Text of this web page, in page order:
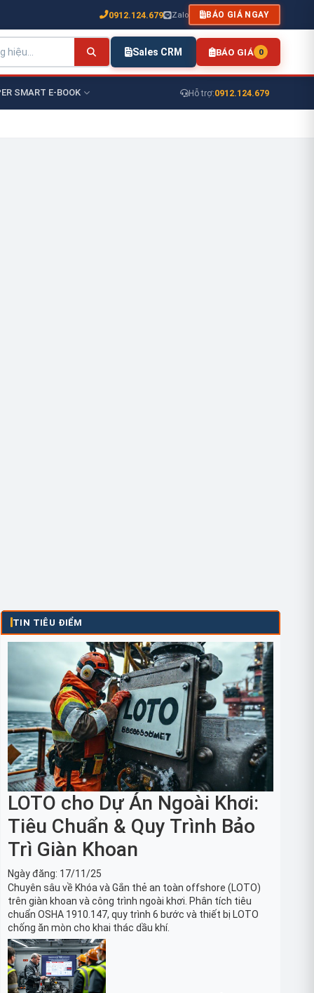
0912.124.679 Zalo BÁO GIÁ NGAY
Sales CRM BÁO GIÁ 0
SMART E-BOOK Hỗ trợ:0912.124.679
TIN TIÊU ĐIỂM
LOTO cho Dự Án Ngoài Khơi:
Tiêu Chuẩn & Quy Trình Bảo
Trì Giàn Khoan
Ngày đăng: 17/11/25
Chuyên sâu về Khóa và Gắn thẻ an toàn offshore (LOTO)
trên giàn khoan và công trình ngoài khơi. Phân tích tiêu
chuẩn OSHA 1910.147, quy trình 6 bước và thiết bị LOTO
chống ăn mòn cho khai thác dầu khí.